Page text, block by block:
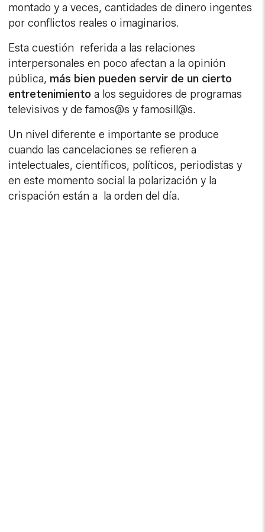
montado y a veces, cantidades de dinero ingentes
por conflictos reales o imaginarios.
Esta cuestión referida a las relaciones
interpersonales en poco afectan a la opinión
pública, más bien pueden servir de un cierto
entretenimientoa los seguidores de programas
televisivos y de famos@s y famosill@s.
Un nivel diferente e importante se produce
cuando las cancelaciones se refieren a
intelectuales, científicos, políticos, periodistas y
en este momento social la polarización y la
crispación están a la orden del día.